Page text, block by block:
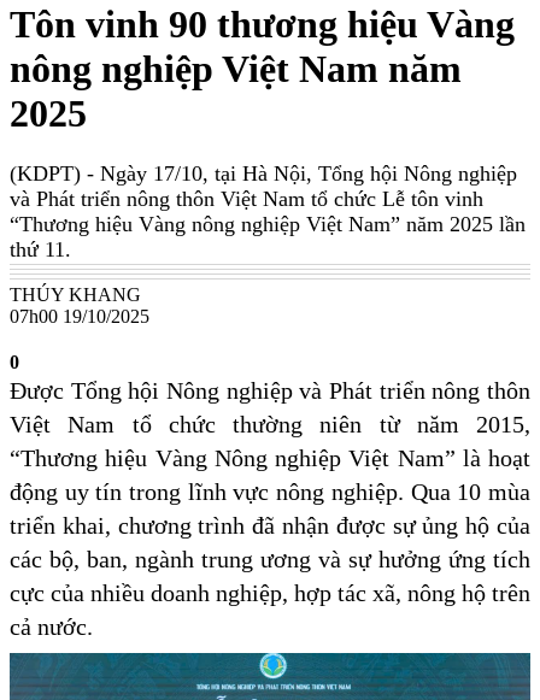
Tôn vinh 90 thương hiệu Vàng
nông nghiệp Việt Nam năm
2025
(KDPT) - Ngày 17/10, tại Hà Nội, Tổng hội Nông nghiệp
và Phát triển nông thôn Việt Nam tổ chức Lễ tôn vinh
“Thương hiệu Vàng nông nghiệp Việt Nam” năm 2025 lần
thứ 11.
THÚY KHANG
07h00 19/10/2025
0
Được Tổng hội Nông nghiệp và Phát triển nông thôn
Việt Nam tổ chức thường niên từ năm 2015,
“Thương hiệu Vàng Nông nghiệp Việt Nam” là hoạt
động uy tín trong lĩnh vực nông nghiệp. Qua 10 mùa
triển khai, chương trình đã nhận được sự ủng hộ của
các bộ, ban, ngành trung ương và sự hưởng ứng tích
cực của nhiều doanh nghiệp, hợp tác xã, nông hộ trên
cả nước.